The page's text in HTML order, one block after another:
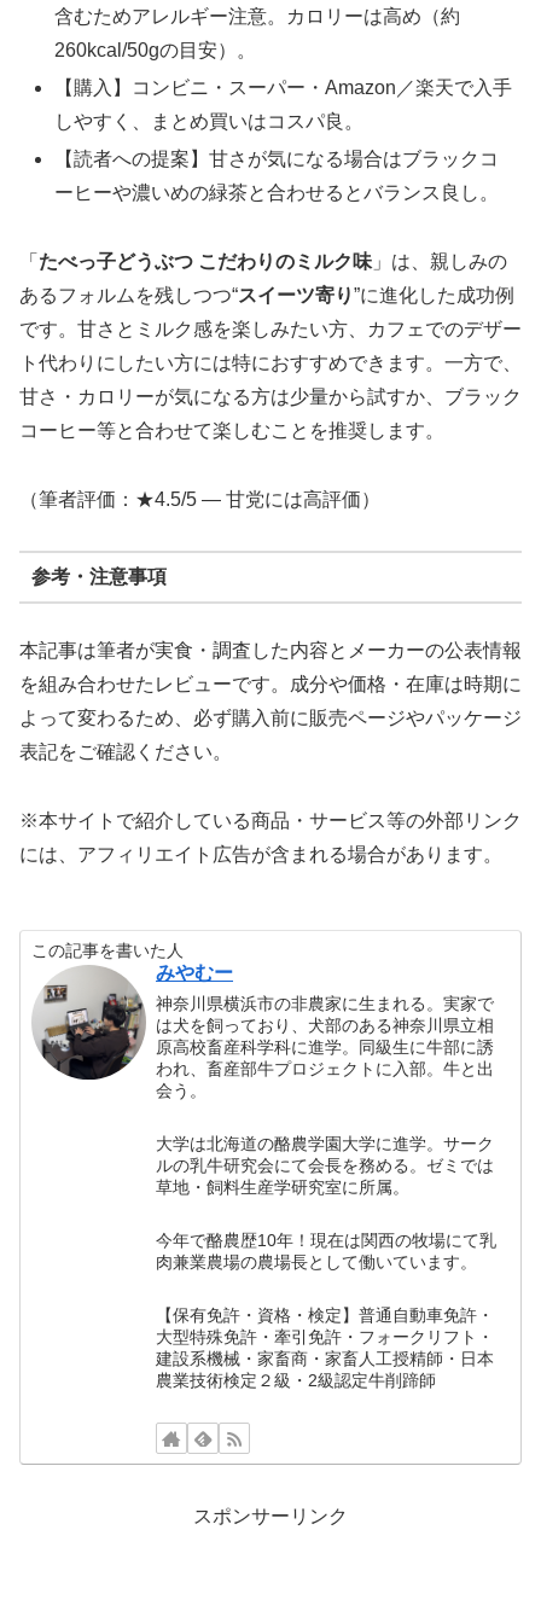
含むためアレルギー注意。カロリーは高め（約
260kcal/50gの目安）。
【購入】コンビニ・スーパー・Amazon／楽天で入手
しやすく、まとめ買いはコスパ良。
【読者への提案】甘さが気になる場合はブラックコ
ーヒーや濃いめの緑茶と合わせるとバランス良し。
「 たべっ子どうぶつ こだわりのミルク味 」は、親しみの
あるフォルムを残しつつ“スイーツ寄り”に進化した成功例
です。甘さとミルク感を楽しみたい方、カフェでのデザー
ト代わりにしたい方には特におすすめできます。一方で、
甘さ・カロリーが気になる方は少量から試すか、ブラック
コーヒー等と合わせて楽しむことを推奨します。
（筆者評価：★4.5/5 — 甘党には高評価）
参考・注意事項
本記事は筆者が実食・調査した内容とメーカーの公表情報
を組み合わせたレビューです。成分や価格・在庫は時期に
よって変わるため、必ず購入前に販売ページやパッケージ
表記をご確認ください。
※本サイトで紹介している商品・サービス等の外部リンク
には、アフィリエイト広告が含まれる場合があります。
この記事を書いた人
みやむー
神奈川県横浜市の非農家に生まれる。実家で
は犬を飼っており、犬部のある神奈川県立相
原高校畜産科学科に進学。同級生に牛部に誘
われ、畜産部牛プロジェクトに入部。牛と出
会う。
大学は北海道の酪農学園大学に進学。サーク
ルの乳牛研究会にて会長を務める。ゼミでは
草地・飼料生産学研究室に所属。
今年で酪農歴10年！現在は関西の牧場にて乳
肉兼業農場の農場長として働いています。
【保有免許・資格・検定】普通自動車免許・
大型特殊免許・牽引免許・フォークリフト・
建設系機械・家畜商・家畜人工授精師・日本
農業技術検定２級・2級認定牛削蹄師
スポンサーリンク